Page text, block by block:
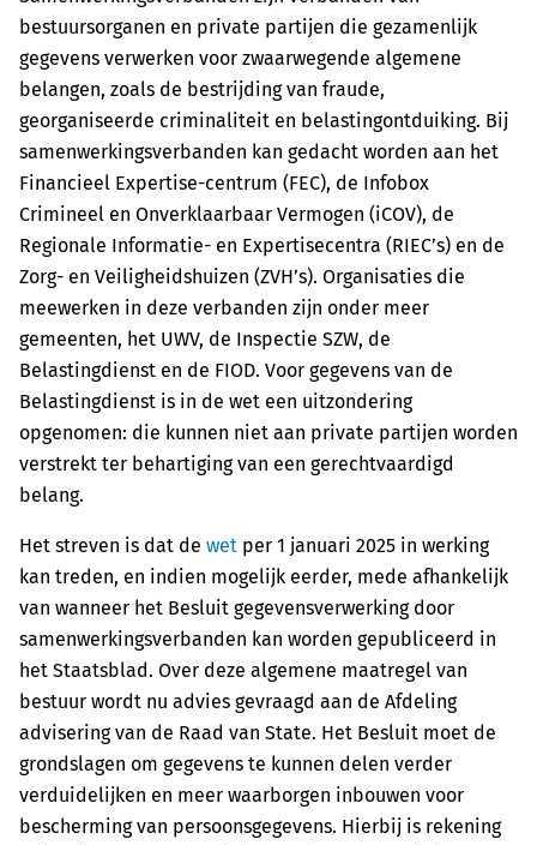
bestuursorganen en private partijen die gezamenlijk
gegevens verwerken voor zwaarwegende algemene
belangen, zoals de bestrijding van fraude,
georganiseerde criminaliteit en belastingontduiking. Bij
samenwerkingsverbanden kan gedacht worden aan het
Financieel Expertise-centrum (FEC), de Infobox
Crimineel en Onverklaarbaar Vermogen (iCOV), de
Regionale Informatie- en Expertisecentra (RIEC’s) en de
Zorg- en Veiligheidshuizen (ZVH’s). Organisaties die
meewerken in deze verbanden zijn onder meer
gemeenten, het UWV, de Inspectie SZW, de
Belastingdienst en de FIOD. Voor gegevens van de
Belastingdienst is in de wet een uitzondering
opgenomen: die kunnen niet aan private partijen worden
verstrekt ter behartiging van een gerechtvaardigd
belang.
Het streven is dat de wet per 1 januari 2025 in werking
kan treden, en indien mogelijk eerder, mede afhankelijk
van wanneer het Besluit gegevensverwerking door
samenwerkingsverbanden kan worden gepubliceerd in
het Staatsblad. Over deze algemene maatregel van
bestuur wordt nu advies gevraagd aan de Afdeling
advisering van de Raad van State. Het Besluit moet de
grondslagen om gegevens te kunnen delen verder
verduidelijken en meer waarborgen inbouwen voor
bescherming van persoonsgegevens. Hierbij is rekening